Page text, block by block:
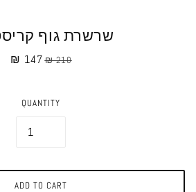
שרשרת גוף
₪ 147 ₪ 210
QUANTITY
ADD TO CART